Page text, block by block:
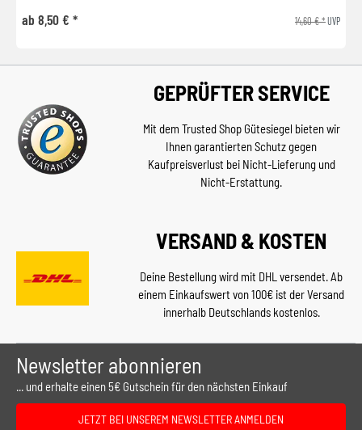
ab 8,50 € * 14,60 € *UVP
GEPRÜFTER SERVICE
Mit dem Trusted Shop Gütesiegel bieten wir
Ihnen garantierten Schutz gegen
Kaufpreisverlust bei Nicht-Lieferung und
Nicht-Erstattung.
VERSAND & KOSTEN
Deine Bestellung wird mit DHL versendet. Ab
einem Einkaufswert von 100€ ist der Versand
innerhalb Deutschlands kostenlos.
Newsletter abonnieren
... und erhalte einen 5€ Gutschein für den nächsten Einkauf
JETZT BEI UNSEREM NEWSLETTER ANMELDEN